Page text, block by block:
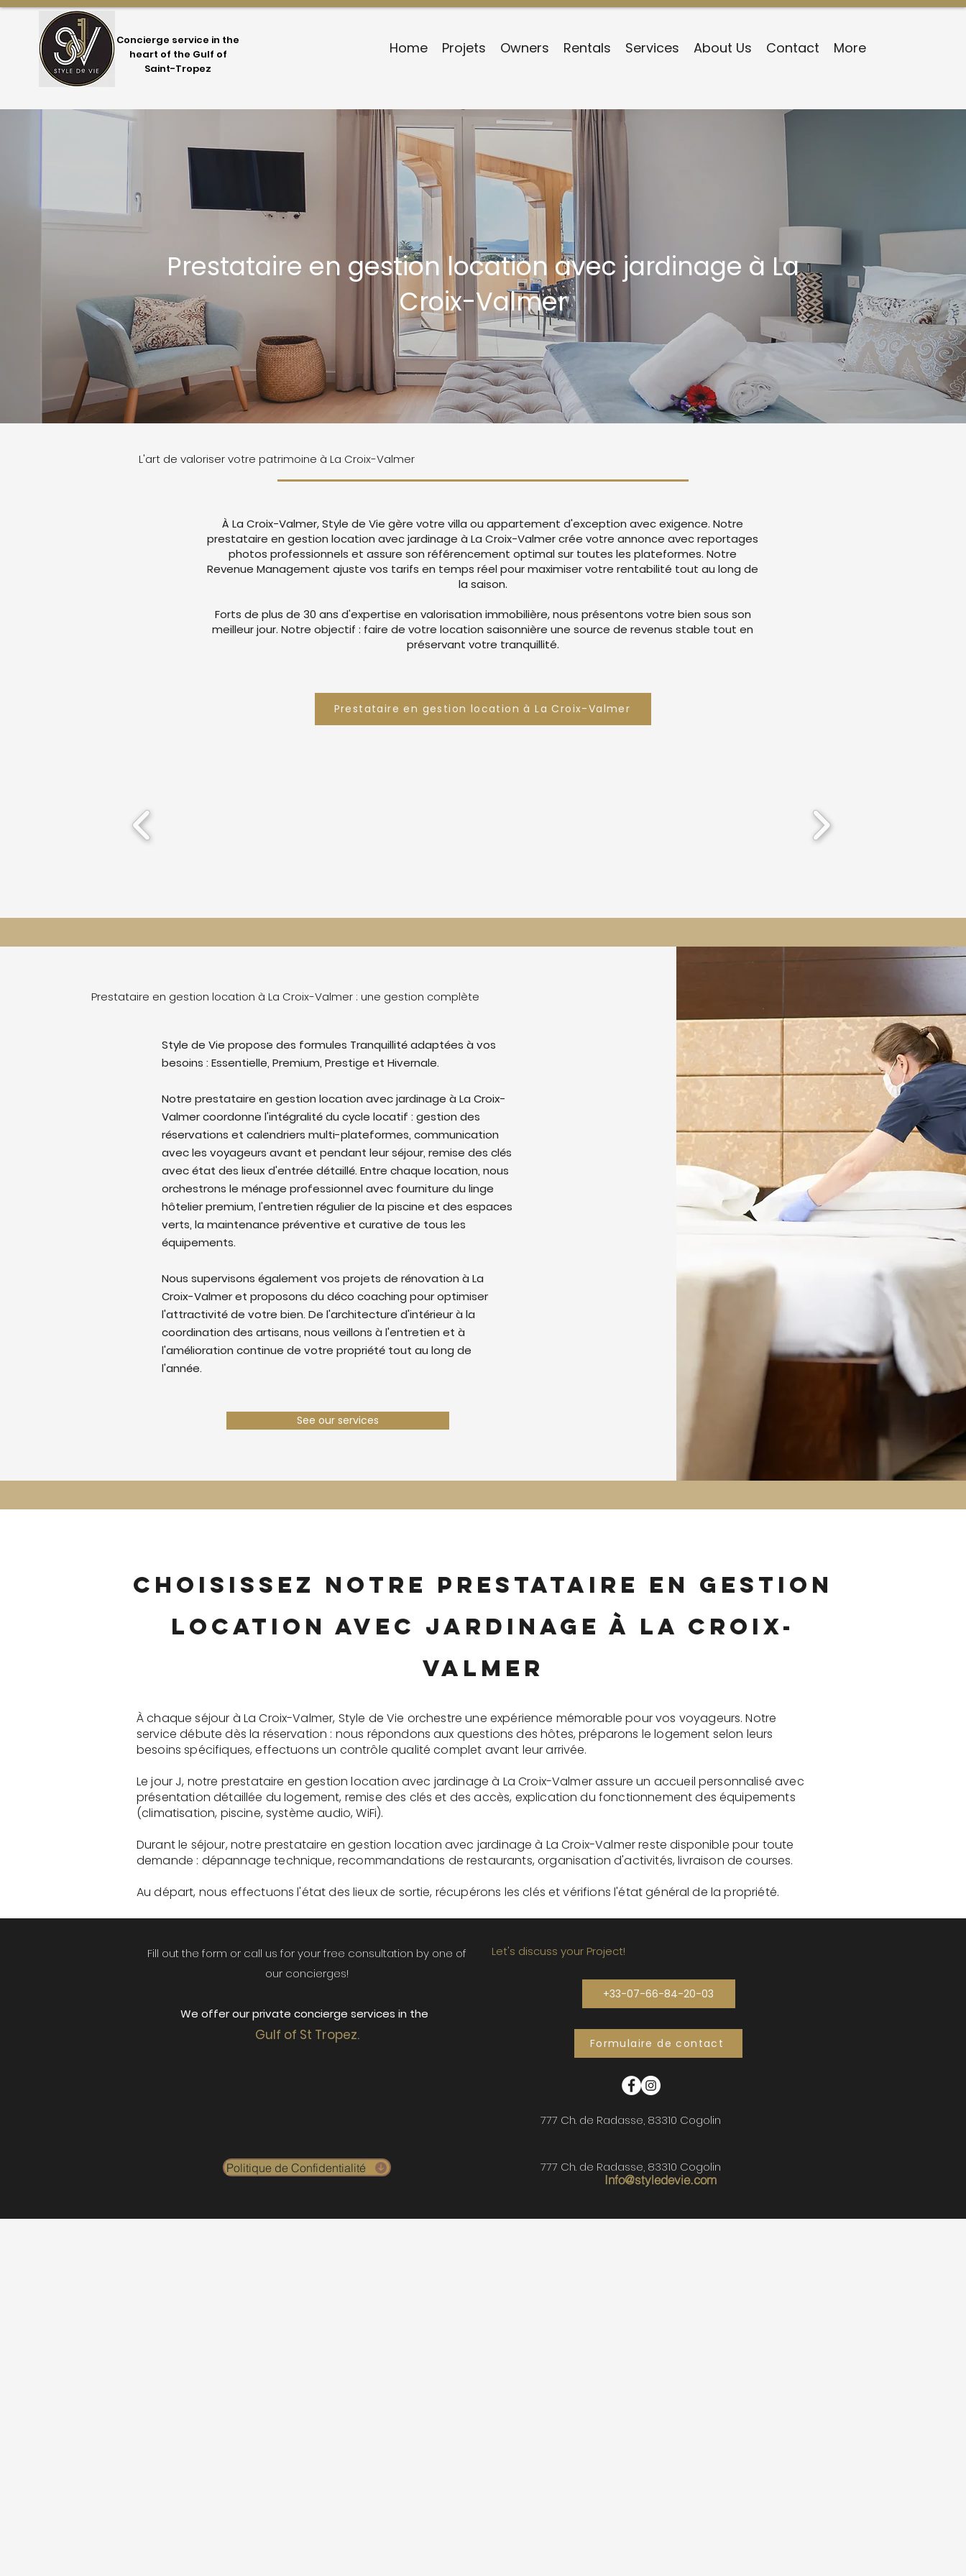
Concierge service in the
heart of the Gulf of
Saint-Tropez
Home Projets Owners Rentals Services About Us Contact More
Prestataire en gestion location avec jardinage à La
Croix-Valmer
L'art de valoriser votre patrimoine à La Croix-Valmer
À La Croix-Valmer, Style de Vie gère votre villa ou appartement d'exception avec exigence. Notre
prestataire en gestion location avec jardinage à La Croix-Valmer crée votre annonce avec reportages
photos professionnels et assure son référencement optimal sur toutes les plateformes. Notre
Revenue Management ajuste vos tarifs en temps réel pour maximiser votre rentabilité tout au long de
la saison.
Forts de plus de 30 ans d'expertise en valorisation immobilière, nous présentons votre bien sous son
meilleur jour. Notre objectif : faire de votre location saisonnière une source de revenus stable tout en
préservant votre tranquillité.
Prestataire en gestion location à La Croix-Valmer
Prestataire en gestion location à La Croix-Valmer : une gestion complète
Style de Vie propose des formules Tranquillité adaptées à vos
besoins : Essentielle, Premium, Prestige et Hivernale.
Notre prestataire en gestion location avec jardinage à La Croix-
Valmer coordonne l'intégralité du cycle locatif : gestion des
réservations et calendriers multi-plateformes, communication
avec les voyageurs avant et pendant leur séjour, remise des clés
avec état des lieux d'entrée détaillé. Entre chaque location, nous
orchestrons le ménage professionnel avec fourniture du linge
hôtelier premium, l'entretien régulier de la piscine et des espaces
verts, la maintenance préventive et curative de tous les
équipements.
Nous supervisons également vos projets de rénovation à La
Croix-Valmer et proposons du déco coaching pour optimiser
l'attractivité de votre bien. De l'architecture d'intérieur à la
coordination des artisans, nous veillons à l'entretien et à
l'amélioration continue de votre propriété tout au long de
l'année.
See our services
Choisissez notre prestataire en gestion
location avec jardinage à La Croix-
Valmer
À chaque séjour à La Croix-Valmer, Style de Vie orchestre une expérience mémorable pour vos voyageurs. Notre
service débute dès la réservation : nous répondons aux questions des hôtes, préparons le logement selon leurs
besoins spécifiques, effectuons un contrôle qualité complet avant leur arrivée.
Le jour J, notre prestataire en gestion location avec jardinage à La Croix-Valmer assure un accueil personnalisé avec
présentation détaillée du logement, remise des clés et des accès, explication du fonctionnement des équipements
(climatisation, piscine, système audio, WiFi).
Durant le séjour, notre prestataire en gestion location avec jardinage à La Croix-Valmer reste disponible pour toute
demande : dépannage technique, recommandations de restaurants, organisation d'activités, livraison de courses.
Au départ, nous effectuons l'état des lieux de sortie, récupérons les clés et vérifions l'état général de la propriété.
Fill out the form or call us for your free consultation by one of
our concierges!
We offer our private concierge services in the
Gulf of St Tropez.
Politique de Confidentialité
Let's discuss your Project!
+33-07-66-84-20-03
Formulaire de contact
777 Ch. de Radasse, 83310 Cogolin
Info@styledevie.com
777 Ch. de Radasse, 83310 Cogolin